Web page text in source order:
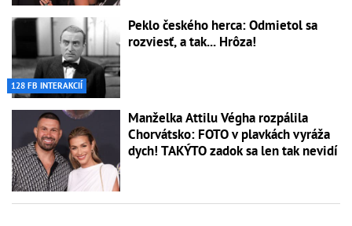
128 FB INTERAKCIÍ
Peklo českého herca: Odmietol sa
rozviesť, a tak... Hrôza!
Manželka Attilu Végha rozpálila
Chorvátsko: FOTO v plavkách vyráža
dych! TAKÝTO zadok sa len tak nevidí